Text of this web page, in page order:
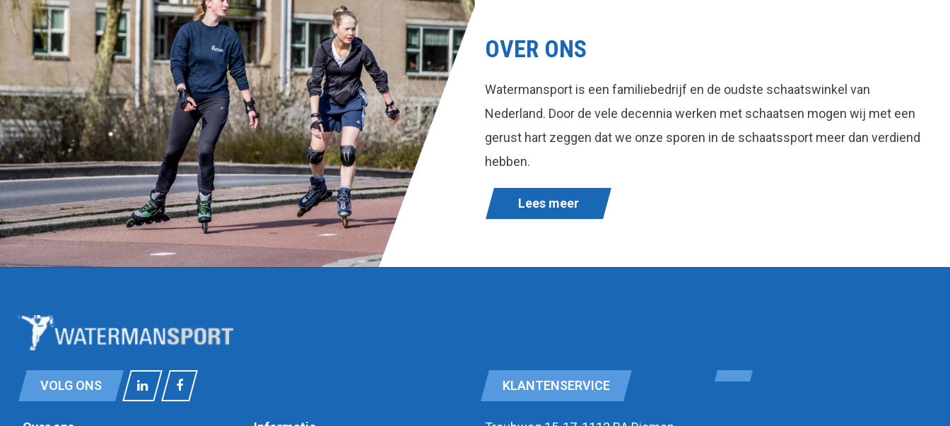
OVER ONS
Watermansport is een familiebedrijf en de oudste schaatswinkel van
Nederland. Door de vele decennia werken met schaatsen mogen wij met een
gerust hart zeggen dat we onze sporen in de schaatssport meer dan verdiend
hebben.
Lees meer
VOLG ONS KLANTENSERVICE